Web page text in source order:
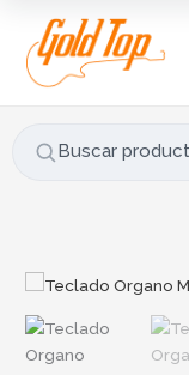
contenido
Buscar
u
s
r